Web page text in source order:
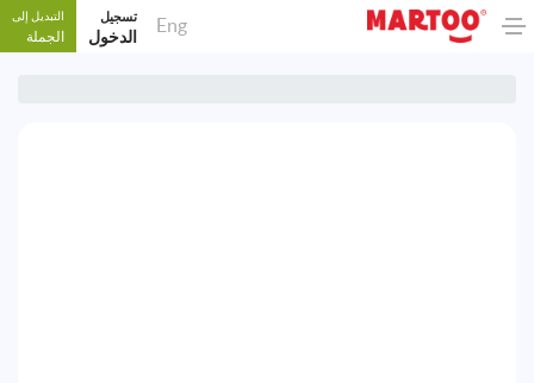
Eng تسجيل
الدخول
التبديل إلى
الجملة